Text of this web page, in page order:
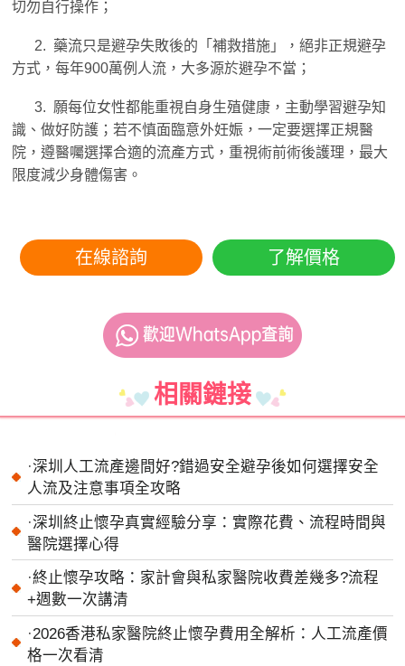
切勿自行操作；
2. 藥流只是避孕失敗後的「補救措施」，絕非正規避孕
方式，每年900萬例人流，大多源於避孕不當；
3. 願每位女性都能重視自身生殖健康，主動學習避孕知
識、做好防護；若不慎面臨意外妊娠，一定要選擇正規醫
院，遵醫囑選擇合適的流產方式，重視術前術後護理，最大
限度減少身體傷害。
在線諮詢 了解價格
相關鏈接
·深圳人工流產邊間好?錯過安全避孕後如何選擇安全
人流及注意事項全攻略
·深圳終止懷孕真實經驗分享：實際花費、流程時間與
醫院選擇心得
·終止懷孕攻略：家計會與私家醫院收費差幾多?流程
+週數一次講清
·2026香港私家醫院終止懷孕費用全解析：人工流產價
格一次看清